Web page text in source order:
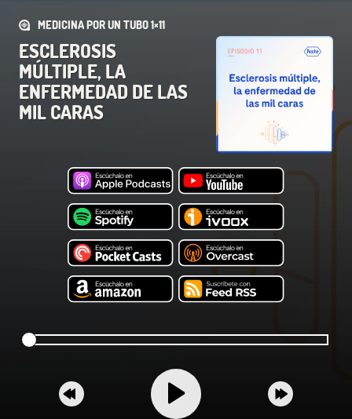
MEDICINA POR UN TUBO 1×11
ESCLEROSIS
MÚLTIPLE, LA
ENFERMEDAD DE LAS
MIL CARAS